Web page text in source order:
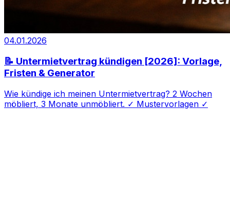
04.01.2026
📝 Untermietvertrag kündigen [2026]: Vorlage,
Fristen & Generator
Wie kündige ich meinen Untermietvertrag? 2 Wochen
möbliert, 3 Monate unmöbliert. ✓ Mustervorlagen ✓